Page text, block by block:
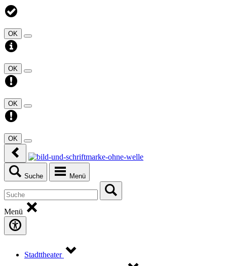
OK
OK
OK
OK
Suche Menü
Menü
Stadttheater